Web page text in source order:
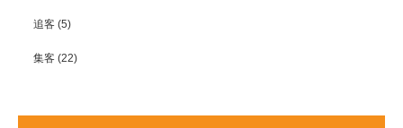
追客 (5)
集客 (22)